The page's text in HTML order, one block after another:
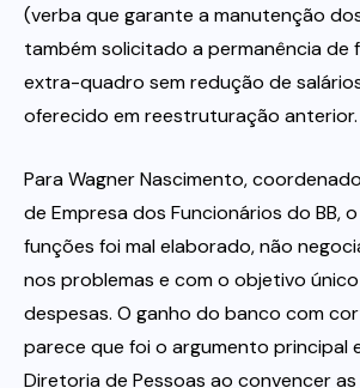
(verba que garante a manutenção
também solicitado a permanência de
extra-quadro sem redução de
oferecido em reestruturação anterior.
Para Wagner Nascimento,
de Empresa dos Funcionários do BB,
funções foi mal elaborado, não
nos problemas e com o objetivo
despesas. O ganho do banco com
parece que foi o argumento principal
Diretoria de Pessoas ao convencer